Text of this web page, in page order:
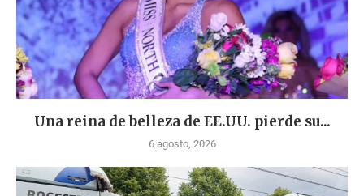
Una reina de belleza de EE.UU. pierde su...
6 agosto, 2026